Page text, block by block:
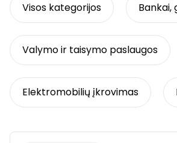
Visos kategorijos Bankai,
Valymo ir taisymo paslaugos
Elektromobilių įkrovimas